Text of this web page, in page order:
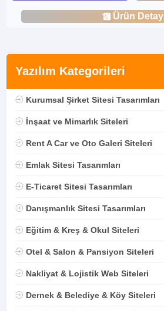
Yazılım Kategorileri
Kurumsal Şirket Sitesi Tasarımları
İnşaat ve Mimarlık Siteleri
Rent A Car ve Oto Galeri Siteleri
Emlak Sitesi Tasarımları
E-Ticaret Sitesi Tasarımları
Danışmanlık Sitesi Tasarımları
Eğitim & Kreş & Okul Siteleri
Otel & Salon & Pansiyon Siteleri
Nakliyat & Lojistik Web Siteleri
Dernek & Belediye & Köy Siteleri
Ürün Detay